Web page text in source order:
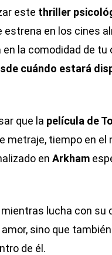
este thriller
estrena en los cines
la comodidad de tu
cuándo estará
que la película de
metraje, tiempo en el
en Arkham
lucha con su
sino que
de él.